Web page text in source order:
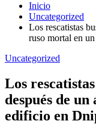
Inicio
Uncategorized
Los rescatistas
ruso mortal en
Uncategorized
Los
después de
edificio en